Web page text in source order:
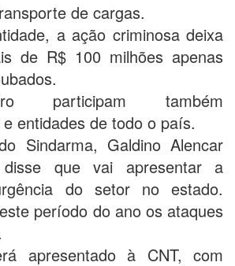
de cargas.
a ação criminosa deixa
de R$ 100 milhões apenas
participam também
entidades de todo o país.
Sindarma, Galdino Alencar
que vai apresentar a
do setor no estado.
período do ano os ataques
apresentado à CNT, com